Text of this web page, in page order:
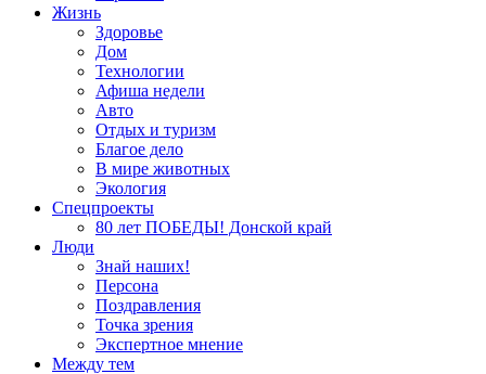
Жизнь
Здоровье
Дом
Технологии
Афиша недели
Авто
Отдых и туризм
Благое дело
В мире животных
Экология
Спецпроекты
80 лет ПОБЕДЫ! Донской край
Люди
Знай наших!
Персона
Поздравления
Точка зрения
Экспертное мнение
Между тем